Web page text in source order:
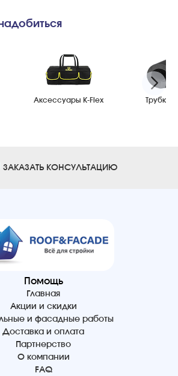
Аксессуары K-Flex Трубки
ЗАКАЗАТЬ КОНСУЛЬТАЦИЮ
Помощь
Главная
Акции и скидки
и фасадные работы
Доставка и оплата
Партнерство
О компании
FAQ